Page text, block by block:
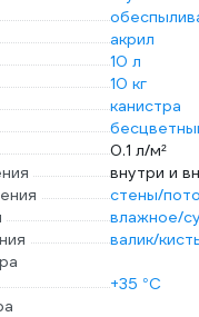
акрил
10 л
10 кг
канистра
0.1 л/м²
внутри и
стены/
влажное/
валик/
+35 °С